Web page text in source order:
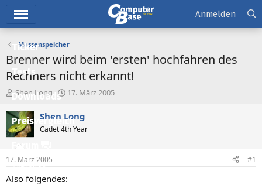
Ticker
Tests
Downloads
Preisvergleich
Forum
Aktuelles
Anmelden
Massenspeicher
Brenner wird beim 'ersten' hochfahren des
Rechners nicht erkannt!
E
r
s
t
e
e
r
Shen Long
E
s
t
e
t
a
17. März 2005
Shen Long
Cadet 4th Year
17. März 2005 #1
Also folgendes: